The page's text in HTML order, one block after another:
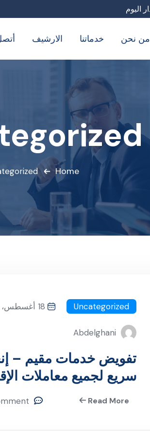
من نحن خدماتنا الارشيف
Home
Uncategorized 18 أغسطس، 2025
Abdelghani
تفويض خدمات مقيم –
سريع لجميع معاملات
والعمالة في السعودية
Read More